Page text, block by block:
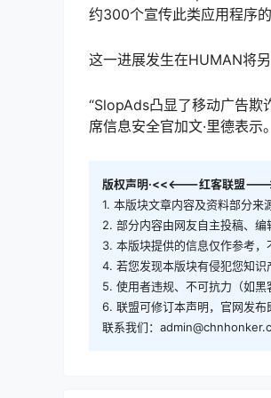
约300个宣传此类应用程序的
这一进展发生在HUMAN将
“SlopAds凸显了移动广告欺
席信息安全官加文·里德表示。
版权声明·<<<---红客联盟---
1. 本版块文章内容及资料部分来
2. 部分内容由网友自主投稿、编
3. 本版块提供的信息仅作参考，
4. 若您发现本版块有侵犯您知识
5. 使用者违规、不可抗力（如黑
6. 联盟可修订本声明，官网发布
联系我们：